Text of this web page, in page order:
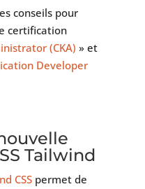
conseils pour
certification
(CKA) » et
Developer
Tailwind
CSSpermet de